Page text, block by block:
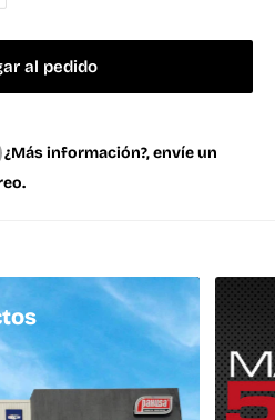
al pedido
¿Más información?, envíe un